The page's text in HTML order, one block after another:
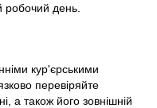
день.
кур'єрськими
перевіряйте
а також його зовнішній